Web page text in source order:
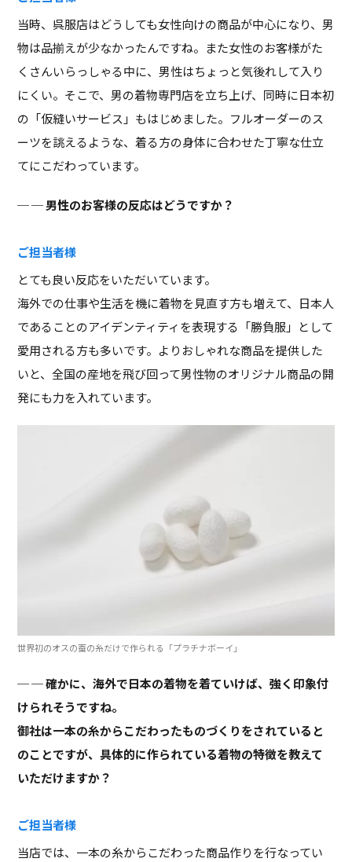
当時、呉服店はどうしても女性向けの商品が中心になり、男
物は品揃えが少なかったんですね。また女性のお客様がた
くさんいらっしゃる中に、男性はちょっと気後れして入り
にくい。そこで、男の着物専門店を立ち上げ、同時に日本初
の「仮縫いサービス」もはじめました。フルオーダーのス
ーツを誂えるような、着る方の身体に合わせた丁寧な仕立
てにこだわっています。
─ 男性のお客様の反応はどうですか？
ご担当者様
とても良い反応をいただいています。
海外での仕事や生活を機に着物を見直す方も増えて、日本人
であることのアイデンティティを表現する「勝負服」として
愛用される方も多いです。よりおしゃれな商品を提供した
いと、全国の産地を飛び回って男性物のオリジナル商品の開
発にも力を入れています。
世界初のオスの蚕の糸だけで作られる「プラチナボーイ」
─ 確かに、海外で日本の着物を着ていけば、強く印象付
けられそうですね。
御社は一本の糸からこだわったものづくりをされていると
のことですが、具体的に作られている着物の特徴を教えて
いただけますか？
ご担当者様
当店では、一本の糸からこだわった商品作りを行なってい